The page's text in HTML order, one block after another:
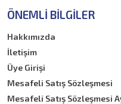
Kitap
ÖNEMLI BILGILER
Hakkımızda
İletişim
Üye Girişi
Mesafeli Satış Sözleşmesi
Mesafeli Satış Sözleşmesi